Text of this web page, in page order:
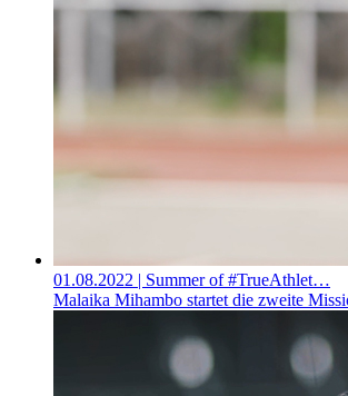
01.08.2022 | Summer of #TrueAthlet…
Malaika Mihambo startet die zweite